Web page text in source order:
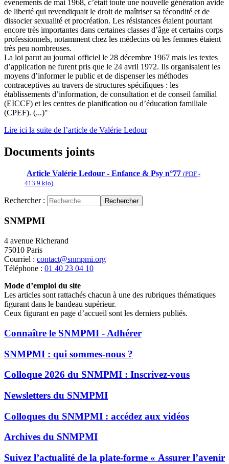
évènements de mai 1968, c’était toute une nouvelle génération avide
de liberté qui revendiquait le droit de maîtriser sa fécondité et de
dissocier sexualité et procréation. Les résistances étaient pourtant
encore très importantes dans certaines classes d’âge et certains corps
professionnels, notamment chez les médecins où les femmes étaient
très peu nombreuses.
La loi parut au journal officiel le 28 décembre 1967 mais les textes
d’application ne furent pris que le 24 avril 1972. Ils organisaient les
moyens d’informer le public et de dispenser les méthodes
contraceptives au travers de structures spécifiques : les
établissements d’information, de consultation et de conseil familial
(EICCF) et les centres de planification ou d’éducation familiale
(CPEF). (...)"
Lire ici la suite de l’article de Valérie Ledour
Documents joints
Article Valérie Ledour - Enfance & Psy n°77 (PDF -
413.9 kio)
Rechercher : Rechercher
SNMPMI
4 avenue Richerand
75010 Paris
Courriel : contact@snmpmi.org
Téléphone : 01 40 23 04 10
Mode d’emploi du site
Les articles sont rattachés chacun à une des rubriques thématiques
figurant dans le bandeau supérieur.
Ceux figurant en page d’accueil sont les derniers publiés.
Connaître le SNMPMI - Adhérer
SNMPMI : qui sommes-nous ?
Colloque 2026 du SNMPMI : Inscrivez-vous
Newsletters du SNMPMI
Colloques du SNMPMI : accédez aux vidéos
Archives du SNMPMI
Suivez l’actualité de la plate-forme « Assurer l’avenir